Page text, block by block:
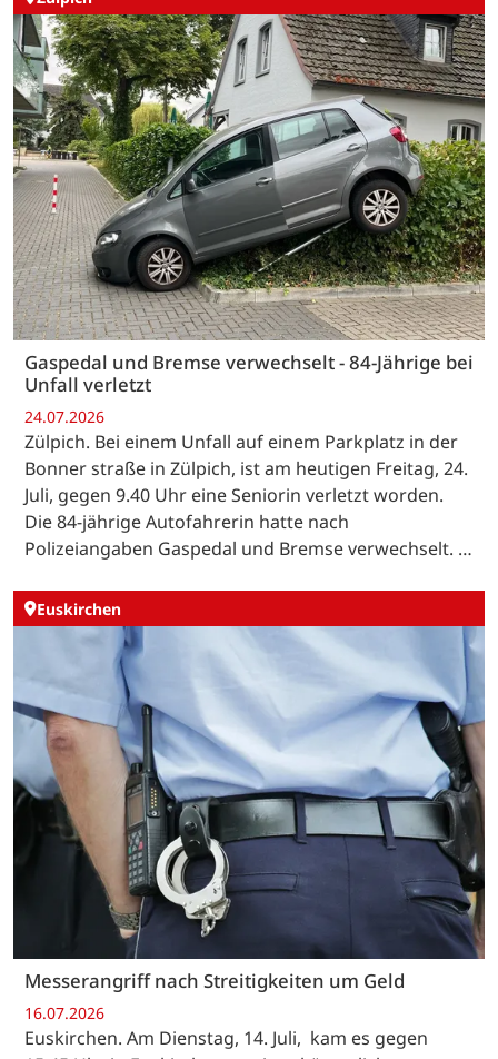
Gaspedal und Bremse verwechselt - 84-Jährige bei
Unfall verletzt
24.07.2026
Zülpich. Bei einem Unfall auf einem Parkplatz in der
Bonner straße in Zülpich, ist am heutigen Freitag, 24.
Juli, gegen 9.40 Uhr eine Seniorin verletzt worden.
Die 84-jährige Autofahrerin hatte nach
Polizeiangaben Gaspedal und Bremse verwechselt. …
Euskirchen
Messerangriff nach Streitigkeiten um Geld
16.07.2026
Euskirchen. Am Dienstag, 14. Juli, kam es gegen